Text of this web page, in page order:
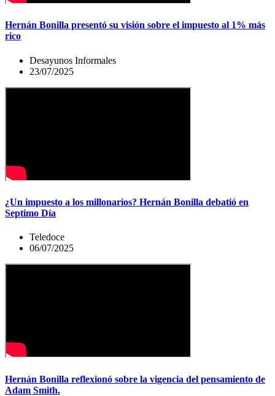
Hernán Bonilla presentó su visión sobre el impuesto al 1% más
rico
Desayunos Informales
23/07/2025
¿Un impuesto a los millonarios? Hernán Bonilla debatió en
Septimo Día
Teledoce
06/07/2025
Hernán Bonilla reflexionó sobre la vigencia del pensamiento de
Adam Smith.